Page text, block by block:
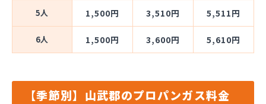
5人 1,500円 3,510円 5,511円
6人 1,500円 3,600円 5,610円
【季節別】山武郡のプロパンガス料金